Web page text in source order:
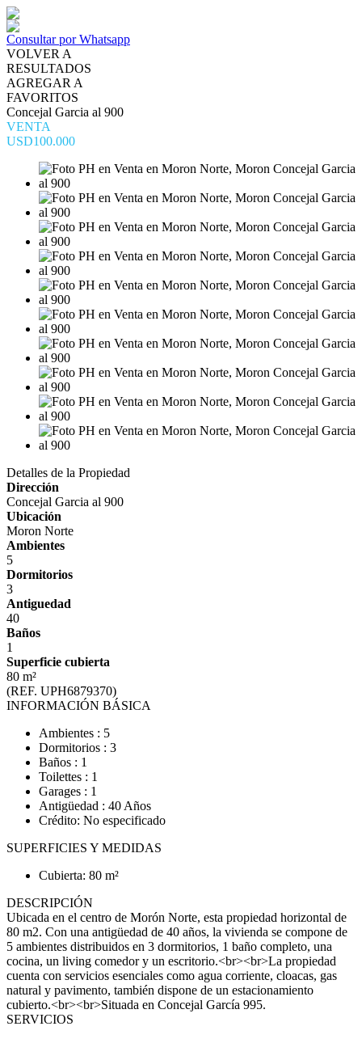
Consultar por Whatsapp
VOLVER A
RESULTADOS
AGREGAR A
FAVORITOS
Concejal Garcia al 900
VENTA
USD100.000
Detalles de la Propiedad
Dirección
Concejal Garcia al 900
Ubicación
Moron Norte
Ambientes
5
Dormitorios
3
Antiguedad
40
Baños
1
Superficie cubierta
80 m²
(REF. UPH6879370)
INFORMACIÓN BÁSICA
Ambientes : 5
Dormitorios : 3
Baños : 1
Toilettes : 1
Garages : 1
Antigüedad : 40 Años
Crédito: No especificado
SUPERFICIES Y MEDIDAS
Cubierta: 80 m²
DESCRIPCIÓN
Ubicada en el centro de Morón Norte, esta propiedad horizontal de
80 m2. Con una antigüedad de 40 años, la vivienda se compone de
5 ambientes distribuidos en 3 dormitorios, 1 baño completo, una
cocina, un living comedor y un escritorio.<br><br>La propiedad
cuenta con servicios esenciales como agua corriente, cloacas, gas
natural y pavimento, también dispone de un estacionamiento
cubierto.<br><br>Situada en Concejal García 995.
SERVICIOS